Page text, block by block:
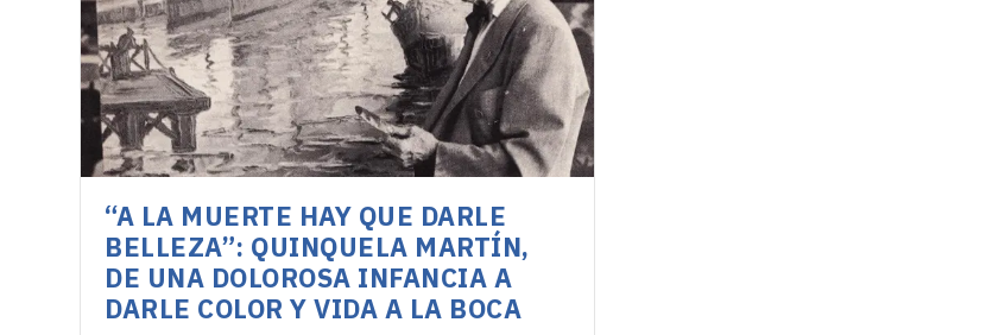
“A LA MUERTE HAY QUE DARLE
BELLEZA”: QUINQUELA MARTÍN,
DE UNA DOLOROSA INFANCIA A
DARLE COLOR Y VIDA A LA BOCA